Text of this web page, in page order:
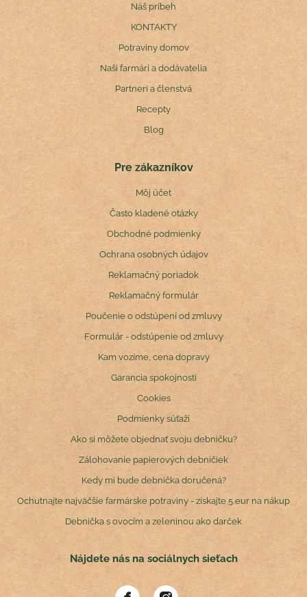
Náš príbeh
KONTAKTY
Potraviny domov
Naši farmári a dodávatelia
Partneri a členstvá
Recepty
Blog
Pre zákazníkov
Môj účet
Často kladené otázky
Obchodné podmienky
Ochrana osobných údajov
Reklamačný poriadok
Reklamačný formulár
Poučenie o odstúpení od zmluvy
Formulár - odstúpenie od zmluvy
Kam vozíme, cena dopravy
Garancia spokojnosti
Cookies
Podmienky súťaží
Ako si môžete objednať svoju debničku?
Zálohovanie papierových debničiek
Kedy mi bude debnička doručená?
Ochutnajte najväčšie farmárske potraviny - získajte 5 eur na nákup
Debnička s ovocím a zeleninou ako darček
Nájdete nás na sociálnych sieťach